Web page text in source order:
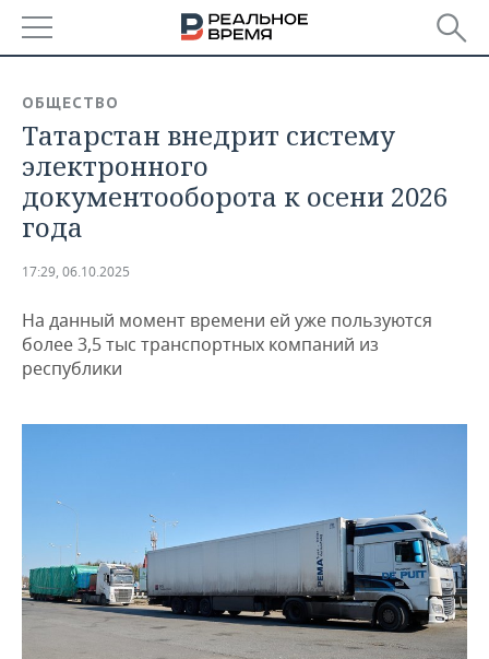
БАШКОРТОСТАН
ТАТАРСТАН
УДМУРТИЯ
НОВОСТИ
АНАЛИТИКА
НОВОСТИ АНАЛИТИКИ
ДЕКЛАРАЦИИ О ДОХОДАХ
КОРОЛИ ГОСЗАКАЗА ПФО
ВУЗЫ ТАТАРСТАНА
КОМУ ПРИНАДЛЕЖАТ
ЭКОНОМИКА
НОВОСТИ ЭКОНОМИКИ
ФИНАНСЫ
БАНКИ
БЮДЖЕТ
ПРОМЫШЛЕННОСТЬ
НОВОСТИ
ПРОМЫШЛЕННОСТИ
НЕФТЕХИМИЯ
НЕФТЬ
ОПК
ЭНЕРГЕТИКА
НЕДВИЖИМОСТЬ
НОВОСТИ НЕДВИЖИМОСТИ
АВТО
НОВОСТИ АВТО
БИЗНЕС
РОЗНИЧНАЯ ТОРГОВЛЯ
ТРАНСПОРТ
УСЛУГИ
НОВОСТИ ТЕХНОЛОГИЙ
IT
МЕДИА
МЕРОПРИЯТИЯ
НОВОСТИ МЕРОПРИЯТИЙ
ВЫЕЗДНАЯ РЕДАКЦИЯ
СПОРТ
НОВОСТИ СПОРТА
ОБЩЕСТВО
ОБЩЕСТВО
Татарстан внедрит систему
электронного
документооборота к осени 2026
года
17:29, 06.10.2025
На данный момент времени ей уже пользуются
более 3,5 тыс транспортных компаний из
республики